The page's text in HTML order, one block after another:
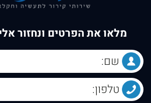
מלאו את הפרטים ונחזור